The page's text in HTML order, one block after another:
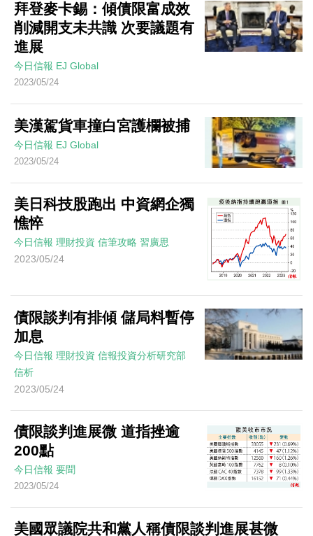
拜登麥卡錫：傾債限富成效
削減開支未共識 次要議題有
進展
今日信報 EJ Global
2023/05/24
美漢駕貨車撞白宮護欄被捕
今日信報 EJ Global
2023/05/24
美日科技股跑出 中資網企獨
憔悴
今日信報 理財投資 信筆攻略 習廣思
2023/05/24
債限談判有排傾 儲局料暫停
加息
今日信報 理財投資 信報投資分析研究部
信析
2023/05/24
債限談判進展微 道指挫逾
200點
今日信報 要聞
2023/05/24
美國眾議院共和黨人稱債限談判進展甚微